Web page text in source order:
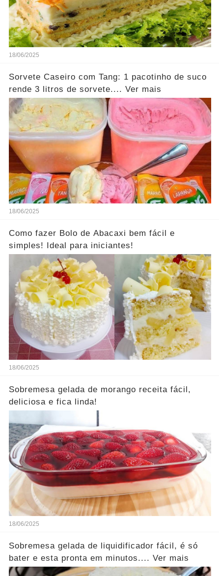
18/06/2025
Sorvete Caseiro com Tang: 1 pacotinho de suco
rende 3 litros de sorvete.... Ver mais
18/06/2025
Como fazer Bolo de Abacaxi bem fácil e
simples! Ideal para iniciantes!
18/06/2025
Sobremesa gelada de morango receita fácil,
deliciosa e fica linda!
18/06/2025
Sobremesa gelada de liquidificador fácil, é só
bater e esta pronta em minutos.... Ver mais